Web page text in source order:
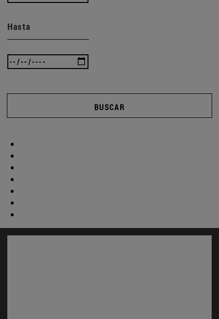
Hasta
BUSCAR